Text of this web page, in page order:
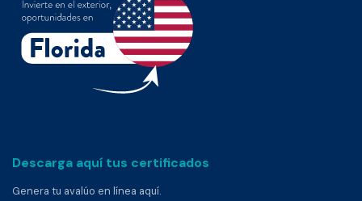
Descarga aquí tus certificados
Genera tu avalúo en línea aquí.